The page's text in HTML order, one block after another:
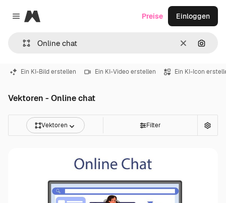
Close menu
Magnific
LöschenNach
Preise Einloggen
Ein KI-Bild erstellen Ein KI-Video erstellen Ein KI-Icon
Vektoren - Online chat
Vektoren Filter